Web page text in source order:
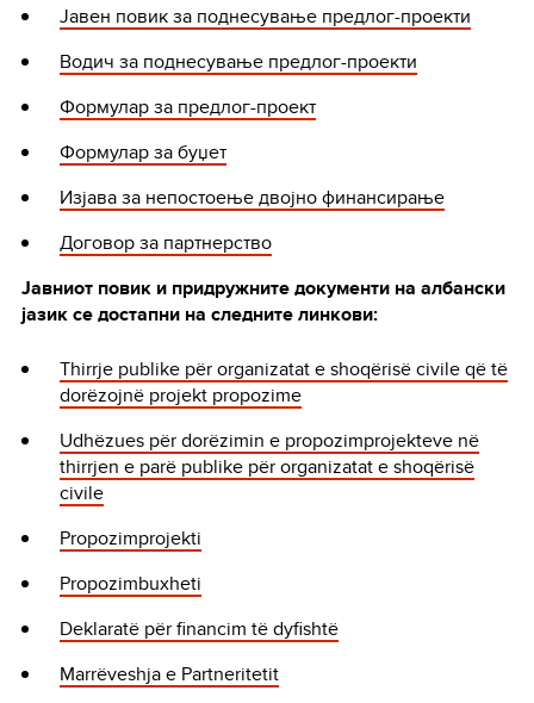
Јавен повик за поднесување предлог-проекти
Водич за поднесување предлог-проекти
Формулар за предлог-проект
Формулар за буџет
Изјава за непостоење двојно финансирање
Договор за партнерство
Јавниот повик и придружните документи на албански
јазик се достапни на следните линкови:
Thirrje publike për organizatat e shoqërisë civile që të
dorëzojnë projekt propozime
Udhëzues për dorëzimin e propozimprojekteve në
thirrjen e parë publike për organizatat e shoqërisë
civile
Propozimprojekti
Propozimbuxheti
Deklaratë për financim të dyfishtë
Marrëveshja e Partneritetit